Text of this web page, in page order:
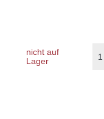
nicht auf
Lager